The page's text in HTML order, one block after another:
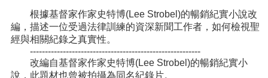
根據基督家作家史特博(Lee Strobel)的暢銷紀實小說改
編，描述一位受過法律訓練的資深新聞工作者，如何檢視聖
經與相關紀錄之真實性。
---------------------------------------------------------
改編自基督家作家史特博(Lee Strobel)的暢銷紀實小
說，此題材也曾被拍攝為同名紀錄片。